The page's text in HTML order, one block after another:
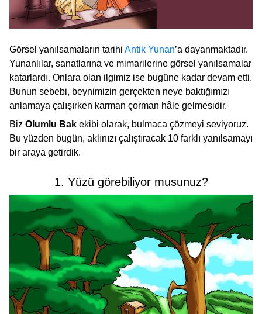
Görsel yanılsamaların tarihi Antik Yunan’a dayanmaktadır.
Yunanlılar, sanatlarına ve mimarilerine görsel yanılsamalar
katarlardı. Onlara olan ilgimiz ise bugüne kadar devam etti.
Bunun sebebi, beynimizin gerçekten neye baktığımızı
anlamaya çalışırken karman çorman hâle gelmesidir.
Biz Olumlu Bak ekibi olarak, bulmaca çözmeyi seviyoruz.
Bu yüzden bugün, aklınızı çalıştıracak 10 farklı yanılsamayı
bir araya getirdik.
1. Yüzü görebiliyor musunuz?